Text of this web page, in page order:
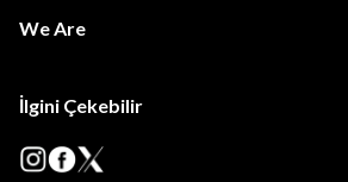
We Are
İlgini Çekebilir